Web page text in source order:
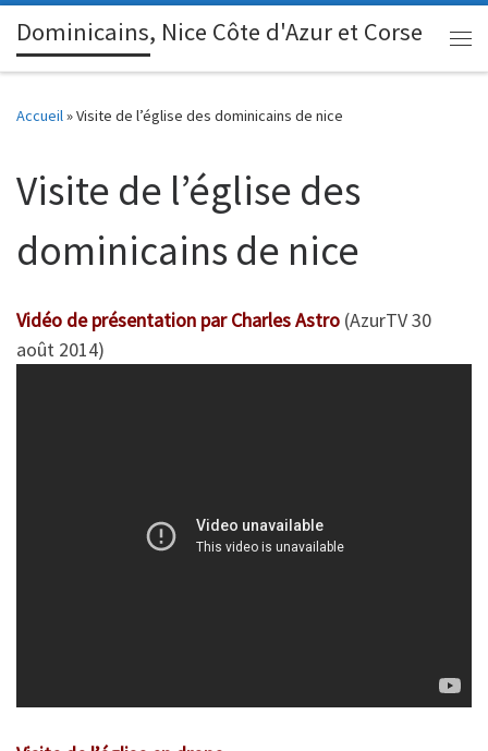
Passer au contenu
Dominicains, Nice Côte d'Azur et Corse
Accueil»Visite de l’église des dominicains de nice
Visite de l’église des
dominicains de nice
Vidéo de présentation par Charles Astro (AzurTV 30
août 2014)